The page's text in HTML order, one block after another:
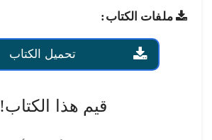
ملفات الكتاب:
تحميل الكتاب
قيم هذا الكتاب!